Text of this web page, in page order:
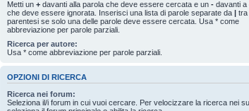
Metti un + davanti alla parola che deve essere cercata e un - davanti a
che deve essere ignorata. Inserisci una lista di parole separate da | tra
parentesi se solo una delle parole deve essere cercata. Usa * come
abbreviazione per parole parziali.
Ricerca per autore:
Usa * come abbreviazione per parole parziali.
OPZIONI DI RICERCA
Ricerca nei forum:
Seleziona il/i forum in cui vuoi cercare. Per velocizzare la ricerca nei